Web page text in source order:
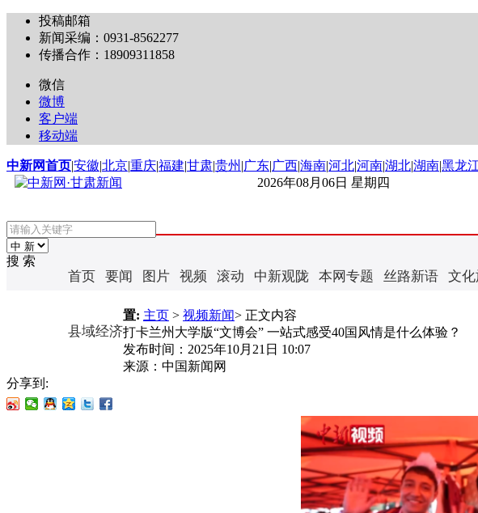
投稿邮箱
新闻采编：0931-8562277
传播合作：18909311858
微信
微博
客户端
移动端
中新网首页|安徽|北京|重庆|福建|甘肃|贵州 |广东|广西|海南|河北|河南|湖北|湖南|黑龙
2026年08月06日 星期四
搜 索
首页 要闻 图片 视频 滚动 中新观陇 本网专题 丝路新语 文
县域经济
置: 主页 > 视频新闻> 正文内容
打卡兰州大学版“文博会” 一站式感受40国风情是什么体验？
发布时间： 2025年10月21日 10:07
来源： 中国新闻网
分享到: